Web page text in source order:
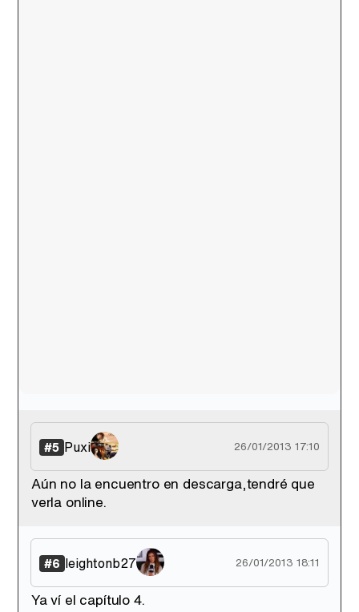
#5 Puxi 26/01/2013 17:10
Aún no la encuentro en descarga,tendré que
verla online.
#6 leightonb27 26/01/2013 18:11
Ya ví el capítulo 4.